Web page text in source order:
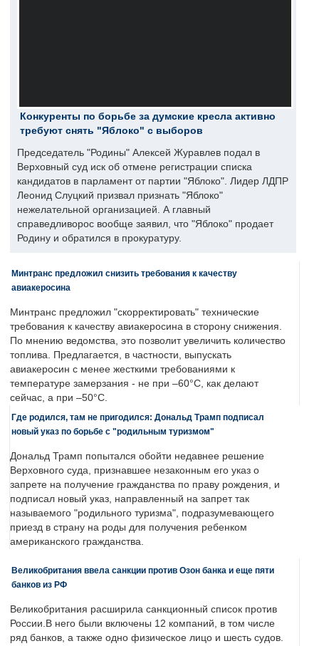
Конкуренты по борьбе за думские кресла активно
требуют снять "Яблоко" с выборов
Председатель "Родины" Алексей Журавлев подал в
Верховный суд иск об отмене регистрации списка
кандидатов в парламент от партии "Яблоко". Лидер ЛДПР
Леонид Слуцкий призвал признать "Яблоко"
нежелательной организацией. А главный
справедливорос вообще заявил, что "Яблоко" продает
Родину и обратился в прокуратуру.
Минтранс предложил снизить требования к качеству
авиакеросина
Минтранс предложил "скорректировать" технические
требования к качеству авиакеросина в сторону снижения.
По мнению ведомства, это позволит увеличить количество
топлива. Предлагается, в частности, выпускать
авиакеросин с менее жесткими требованиями к
температуре замерзания - не при –60°C, как делают
сейчас, а при –50°C.
Где родился, там не пригодился: Дональд Трамп подписал
новый указ по борьбе с "родильным туризмом"
Дональд Трамп попытался обойти недавнее решение
Верховного суда, признавшее незаконным его указ о
запрете на получение гражданства по праву рождения, и
подписал новый указ, направленный на запрет так
называемого "родильного туризма", подразумевающего
приезд в страну на роды для получения ребенком
американского гражданства.
Великобритания ввела санкции против Озон банка и еще пяти
банков из РФ
Великобритания расширила санкционный список против
России.В него были включены 12 компаний, в том числе
ряд банков, а также одно физическое лицо и шесть судов.